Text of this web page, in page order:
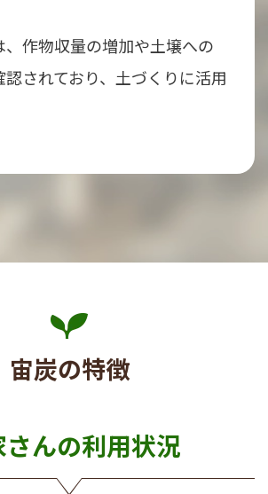
、作物収量の増加や土壌への
されており、土づくりに活用
宙炭の特徴
さんの利用状況